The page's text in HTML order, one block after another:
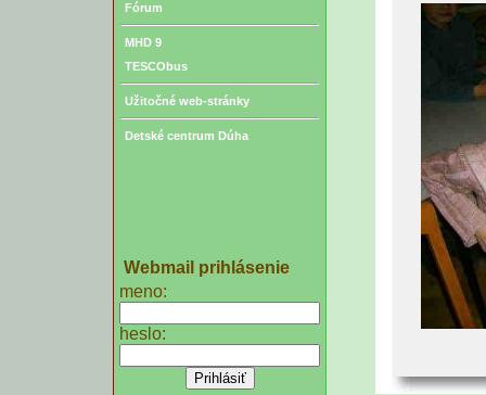
Fórum
MHD 9
TESCObus
Užitočné web-stránky
Detské centrum Dúha
Webmail prihlásenie
meno:
heslo: